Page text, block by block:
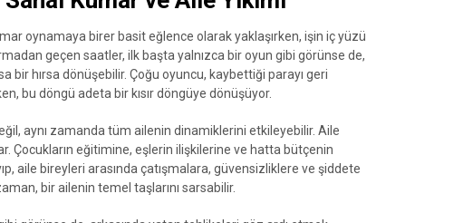
oynamaya birer basit eğlence olarak yaklaşırken, işin iç yüzü
geçen saatler, ilk başta yalnızca bir oyun gibi görünse de,
bir hırsa dönüşebilir. Çoğu oyuncu, kaybettiği parayı geri
bu döngü adeta bir kısır döngüye dönüşüyor.
aynı zamanda tüm ailenin dinamiklerini etkileyebilir. Aile
Çocukların eğitimine, eşlerin ilişkilerine ve hatta bütçenin
aile bireyleri arasında çatışmalara, güvensizliklere ve şiddete
bir ailenin temel taşlarını sarsabilir.